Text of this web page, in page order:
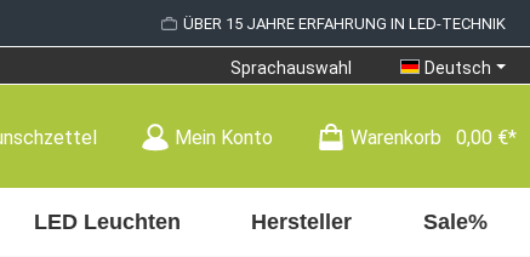
ÜBER 15 JAHRE ERFAHRUNG IN LED-TECHNIK
Sprachauswahl Deutsch
Mein Konto Warenkorb 0,00 €*
LED Leuchten Hersteller Sale%